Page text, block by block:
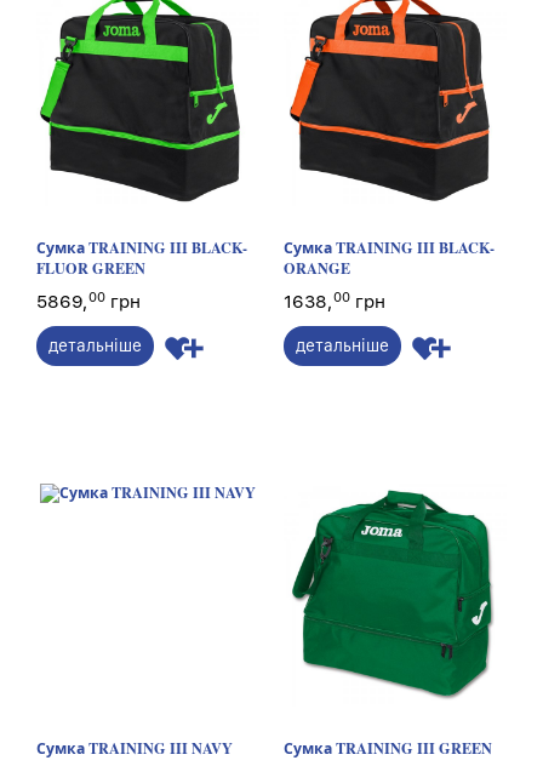
Сумка TRAINING III BLACK-
FLUOR GREEN
5869,00 грн
детальніше
Сумка TRAINING III BLACK-
ORANGE
1638,00 грн
детальніше
Сумка TRAINING III NAVY
Сумка TRAINING III GREEN